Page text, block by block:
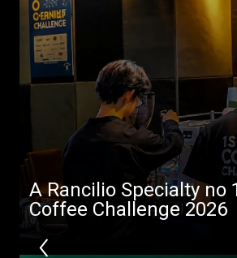
A Rancilio Specialty no
Coffee Challenge 2026